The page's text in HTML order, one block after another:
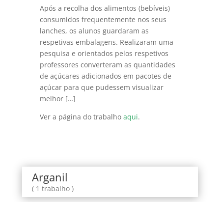
Após a recolha dos alimentos (bebíveis)
consumidos frequentemente nos seus
lanches, os alunos guardaram as
respetivas embalagens. Realizaram uma
pesquisa e orientados pelos respetivos
professores converteram as quantidades
de açúcares adicionados em pacotes de
açúcar para que pudessem visualizar
melhor […]
Ver a página do trabalho aqui.
Arganil
( 1 trabalho )